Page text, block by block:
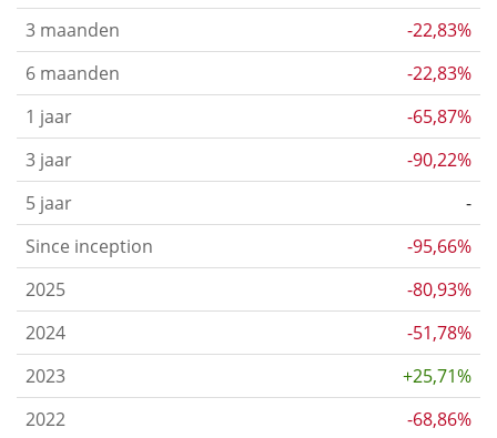
3 maanden
-22,83%
6 maanden
-22,83%
1 jaar
-65,87%
3 jaar
-90,22%
5 jaar
-
Since inception
-95,66%
2025
-80,93%
2024
-51,78%
2023
+25,71%
2022
-68,86%